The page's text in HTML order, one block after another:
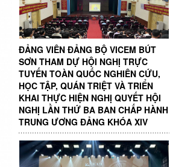
ĐẢNG VIÊN ĐẢNG BỘ VICEM BÚT
SƠN THAM DỰ HỘI NGHỊ TRỰC
TUYẾN TOÀN QUỐC NGHIÊN CỨU,
HỌC TẬP, QUÁN TRIỆT VÀ TRIỂN
KHAI THỰC HIỆN NGHỊ QUYẾT HỘI
NGHỊ LẦN THỨ BA BAN CHẤP HÀNH
TRUNG ƯƠNG ĐẢNG KHÓA XIV